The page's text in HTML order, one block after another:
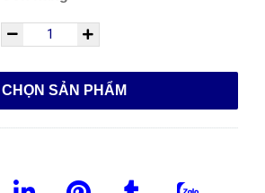
CHỌN SẢN PHẨM